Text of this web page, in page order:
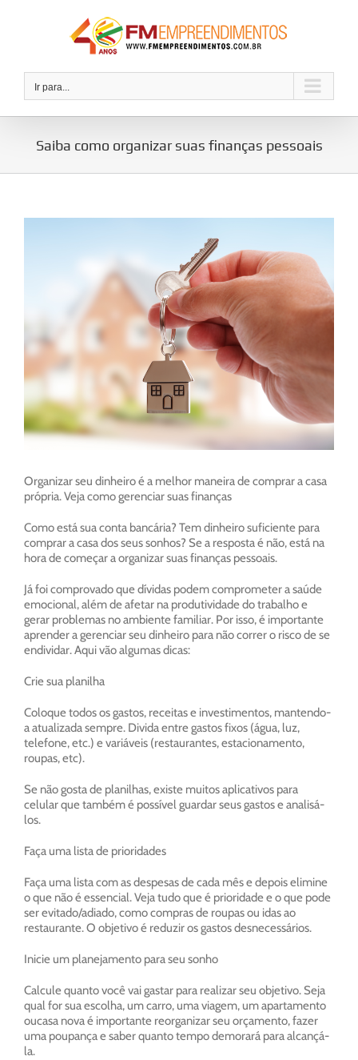
Ir para...
Saiba como organizar suas finanças pessoais
Organizar seu dinheiro é a melhor maneira de comprar a casa
própria. Veja como gerenciar suas finanças
Como está sua conta bancária? Tem dinheiro suficiente para
comprar a casa dos seus sonhos? Se a resposta é não, está na
hora de começar a organizar suas finanças pessoais.
Já foi comprovado que dívidas podem comprometer a saúde
emocional, além de afetar na produtividade do trabalho e
gerar problemas no ambiente familiar. Por isso, é importante
aprender a gerenciar seu dinheiro para não correr o risco de se
endividar. Aqui vão algumas dicas:
Crie sua planilha
Coloque todos os gastos, receitas e investimentos, mantendo-
a atualizada sempre. Divida entre gastos fixos (água, luz,
telefone, etc.) e variáveis (restaurantes, estacionamento,
roupas, etc).
Se não gosta de planilhas, existe muitos aplicativos para
celular que também é possível guardar seus gastos e analisá-
los.
Faça uma lista de prioridades
Faça uma lista com as despesas de cada mês e depois elimine
o que não é essencial. Veja tudo que é prioridade e o que pode
ser evitado/adiado, como compras de roupas ou idas ao
restaurante. O objetivo é reduzir os gastos desnecessários.
Inicie um planejamento para seu sonho
Calcule quanto você vai gastar para realizar seu objetivo. Seja
qual for sua escolha, um carro, uma viagem, um apartamento
oucasa nova é importante reorganizar seu orçamento, fazer
uma poupança e saber quanto tempo demorará para alcançá-
la.